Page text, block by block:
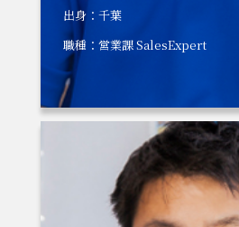
出身：千葉
職種：営業課 SalesExpert